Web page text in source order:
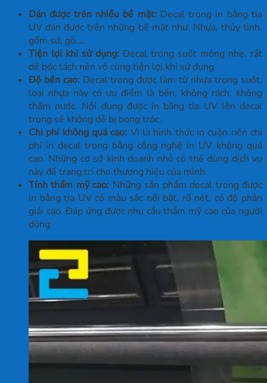
Dán được trên nhiều bề mặt: Decal trong in bằng tia
UV dán được trên những bề mặt như: Nhựa, thủy tinh,
gốm sứ, gỗ,…
Tiện lợi khi sử dụng: Decal trong suốt mỏng nhẹ, rất
dễ bóc tách nên vô cùng tiện lợi khi sử dụng
Độ bền cao: Decal trong được làm từ nhựa trong suốt,
loại nhựa này có ưu điểm là bền, không rách, không
thấm nước. Nội dung được in bằng tia UV lên decal
trong sẽ không dễ bị bong tróc.
Chi phí không quá cao: Vì là hình thức in cuộn nên chi
phí in decal trong bằng công nghệ in UV không quá
cao. Những cơ sở kinh doanh nhỏ có thể dùng dịch vụ
này để trang trí cho thương hiệu của mình
Tính thẩm mỹ cao: Những sản phẩm decal trong được
in bằng tia UV có màu sắc nổi bật, rõ nét, có độ phân
giải cao. Đáp ứng được nhu cầu thẩm mỹ cao của người
dùng